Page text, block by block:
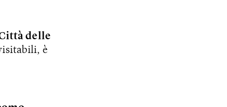
delle
è